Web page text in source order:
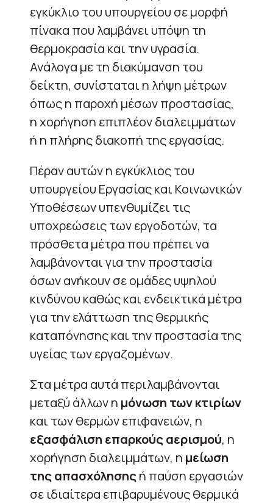
εγκύκλιο του υπουργείου σε μορφή
πίνακα που λαμβάνει υπόψη τη
θερμοκρασία και την υγρασία.
Ανάλογα με τη διακύμανση του
δείκτη, συνίσταται η λήψη μέτρων
όπως η παροχή μέσων προστασίας,
η χορήγηση επιπλέον διαλειμμάτων
ή η πλήρης διακοπή της εργασίας.
Πέραν αυτών η εγκύκλιος του
υπουργείου Εργασίας και Κοινωνικών
Υποθέσεων υπενθυμίζει τις
υποχρεώσεις των εργοδοτών, τα
πρόσθετα μέτρα που πρέπει να
λαμβάνονται για την προστασία
όσων ανήκουν σε ομάδες υψηλού
κινδύνου καθώς και ενδεικτικά μέτρα
για την ελάττωση της θερμικής
καταπόνησης και την προστασία της
υγείας των εργαζομένων.
Στα μέτρα αυτά περιλαμβάνονται
μεταξύ άλλων η μόνωση των κτιρίων
και των θερμών επιφανειών, η
εξασφάλιση επαρκούς αερισμού, η
χορήγηση διαλειμμάτων, η μείωση
της απασχόλησηςή παύση εργασιών
σε ιδιαίτερα επιβαρυμένους θερμικά